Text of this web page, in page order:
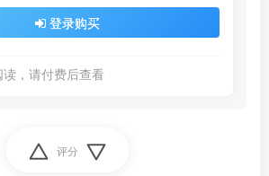
登录购买
，请付费后查看
评分